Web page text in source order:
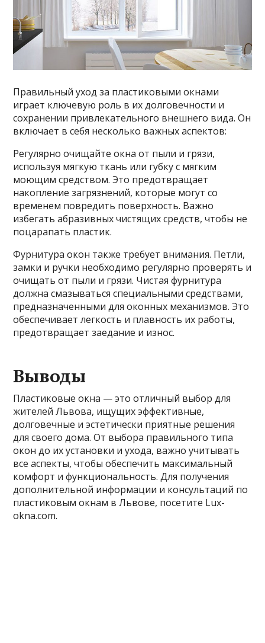
Правильный уход за пластиковыми окнами
играет ключевую роль в их долговечности и
сохранении привлекательного внешнего вида. Он
включает в себя несколько важных аспектов:
Регулярно очищайте окна от пыли и грязи,
используя мягкую ткань или губку с мягким
моющим средством. Это предотвращает
накопление загрязнений, которые могут со
временем повредить поверхность. Важно
избегать абразивных чистящих средств, чтобы не
поцарапать пластик.
Фурнитура окон также требует внимания. Петли,
замки и ручки необходимо регулярно проверять и
очищать от пыли и грязи. Чистая фурнитура
должна смазываться специальными средствами,
предназначенными для оконных механизмов. Это
обеспечивает легкость и плавность их работы,
предотвращает заедание и износ.
Выводы
Пластиковые окна — это отличный выбор для
жителей Львова, ищущих эффективные,
долговечные и эстетически приятные решения
для своего дома. От выбора правильного типа
окон до их установки и ухода, важно учитывать
все аспекты, чтобы обеспечить максимальный
комфорт и функциональность. Для получения
дополнительной информации и консультаций по
пластиковым окнам в Львове, посетите Lux-
okna.com.